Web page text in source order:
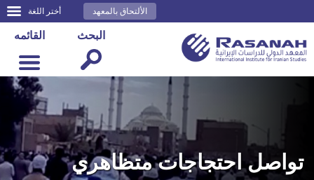
أختر اللغة الألتحاق بالمعهد
القائمه البحث
تواصل احتجاجات متظاهري